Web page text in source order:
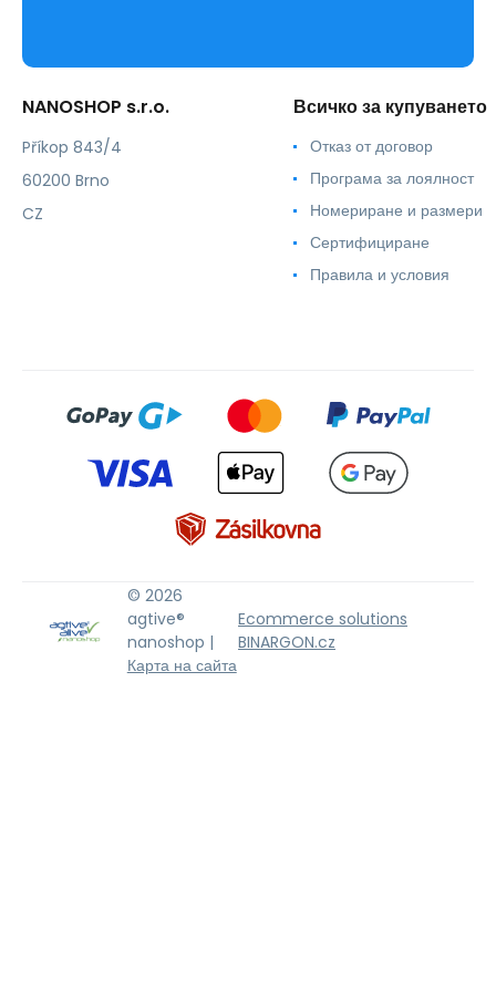
NANOSHOP s.r.o.
Příkop 843/4
60200 Brno
CZ
Всичко за купуването
Отказ от договор
Програма за лоялност
Номериране и размери
Сертифициране
Правила и условия
© 2026
agtive®
nanoshop |
Карта на сайта
Ecommerce solutions
BINARGON.cz